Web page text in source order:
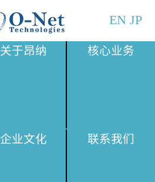
EN JP
关于昂纳 核心业务
企业文化 联系我们